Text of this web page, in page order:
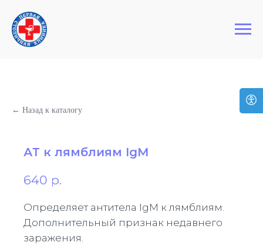
Первая Столичная Клиника
← Назад к каталогу
АТ к лямблиям IgM
640 р.
Определяет антитела IgM к лямблиям.
Дополнительный признак недавнего
заражения.